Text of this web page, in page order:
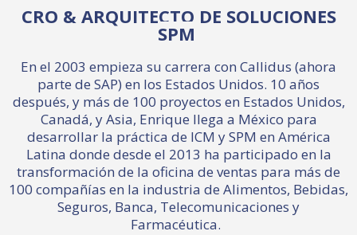
CRO & ARQUITECTO DE SOLUCIONES
SPM
En el 2003 empieza su carrera con Callidus (ahora
parte de SAP) en los Estados Unidos. 10 años
después, y más de 100 proyectos en Estados Unidos,
Canadá, y Asia, Enrique llega a México para
desarrollar la práctica de ICM y SPM en América
Latina donde desde el 2013 ha participado en la
transformación de la oficina de ventas para más de
100 compañías en la industria de Alimentos, Bebidas,
Seguros, Banca, Telecomunicaciones y
Farmacéutica.